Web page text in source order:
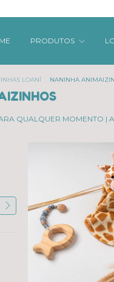
PRODUTOS
LOANÍ . NANINHA
QUALQUER MOMENTO |